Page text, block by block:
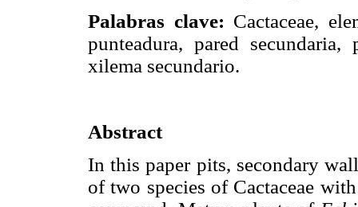
Palabras clave: Cactaceae,
punteadura, pared secundaria,
xilema secundario.
Abstract
In this paper pits, secondary
of two species of Cactaceae